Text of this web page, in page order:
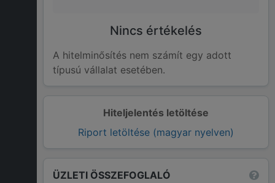
Hiteljelentés letöltése
Riport letöltése (magyar nyelven)
Nincs értékelés
A hitelminősítés nem számít egy adott
típusú vállalat esetében.
ÜZLETI ÖSSZEFOGLALÓ